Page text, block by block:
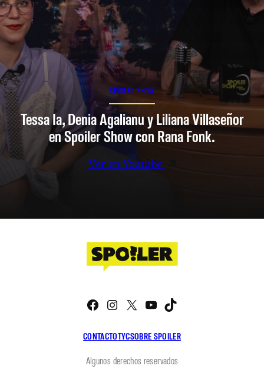
SPOILER SHOW
Tessa Ia, Denia Agalianu y Liliana Villaseñor
en Spoiler Show con Rana Fonk.
Ver en Youtube
CONTACTOTYCSOBRE SPOILER
Facebook
Instagram
X YouTube
Algunos derechos reservados